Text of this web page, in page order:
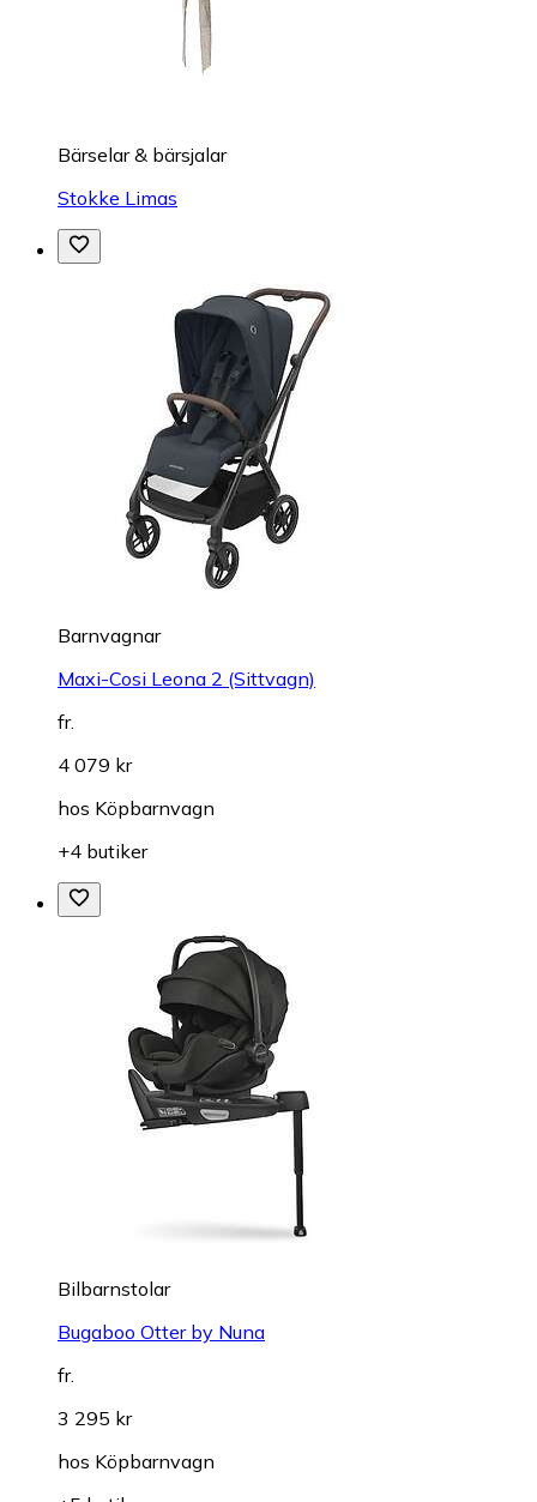
Bärselar & bärsjalar
Stokke Limas
Barnvagnar
Maxi-Cosi Leona 2 (Sittvagn)
fr.
4 079 kr
hos Köpbarnvagn
+4 butiker
Bilbarnstolar
Bugaboo Otter by Nuna
fr.
3 295 kr
hos Köpbarnvagn